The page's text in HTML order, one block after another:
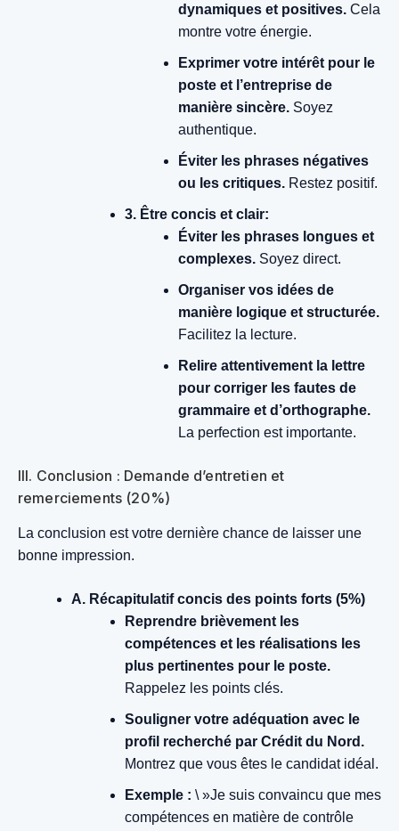
dynamiques et positives. Cela
montre votre énergie.
Exprimer votre intérêt pour le
poste et l’entreprise de
manière sincère. Soyez
authentique.
Éviter les phrases négatives
ou les critiques. Restez positif.
3. Être concis et clair:
Éviter les phrases longues et
complexes. Soyez direct.
Organiser vos idées de
manière logique et structurée.
Facilitez la lecture.
Relire attentivement la lettre
pour corriger les fautes de
grammaire et d’orthographe.
La perfection est importante.
III. Conclusion : Demande d’entretien et
remerciements (20%)
La conclusion est votre dernière chance de laisser une
bonne impression.
A. Récapitulatif concis des points forts (5%)
Reprendre brièvement les
compétences et les réalisations les
plus pertinentes pour le poste.
Rappelez les points clés.
Souligner votre adéquation avec le
profil recherché par Crédit du Nord.
Montrez que vous êtes le candidat idéal.
Exemple : \ »Je suis convaincu que mes
compétences en matière de contrôle